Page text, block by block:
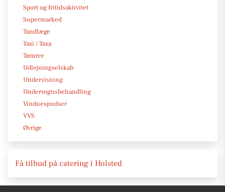
Sport og fritidsaktivitet
Supermarked
Tandlæge
Taxi / Taxa
Tømrer
Udlejningselskab
Undervisning
Undervognsbehandling
Vinduespudser
VVS
Øvrige
Få tilbud på catering i Holsted